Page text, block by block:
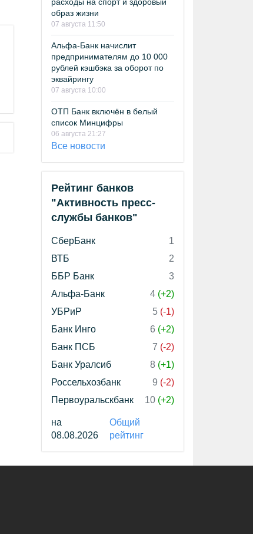
образ жизни
07 августа 11:50
Альфа-Банк начислит
предпринимателям до 10 000
рублей кэшбэка за оборот по
эквайрингу
07 августа 10:00
ОТП Банк включён в белый
список Минцифры
06 августа 21:27
Все новости
Рейтинг банков
"Активность пресс-
службы банков"
СберБанк
1
ВТБ
2
ББР Банк
3
Альфа-Банк
4 (+2)
УБРиР
5 (-1)
Банк Инго
6 (+2)
Банк ПСБ
7 (-2)
Банк Уралсиб
8 (+1)
Россельхозбанк
9 (-2)
Первоуральскбанк
10 (+2)
на
08.08.2026
Общий
рейтинг